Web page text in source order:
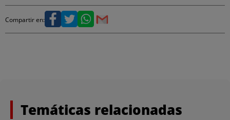
Compartir en:
Temáticas relacionadas